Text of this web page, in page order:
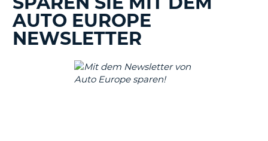
BLOGS......
AUTO EUROPE
NEWSLETTER